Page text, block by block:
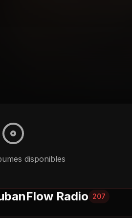
disponibles
Radio 207